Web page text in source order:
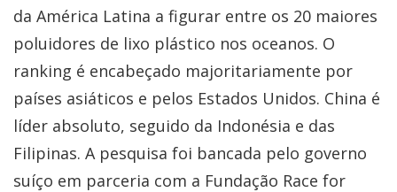
da América Latina a figurar entre os 20 maiores
poluidores de lixo plástico nos oceanos. O
ranking é encabeçado majoritariamente por
países asiáticos e pelos Estados Unidos. China é
líder absoluto, seguido da Indonésia e das
Filipinas. A pesquisa foi bancada pelo governo
suíço em parceria com a Fundação Race for